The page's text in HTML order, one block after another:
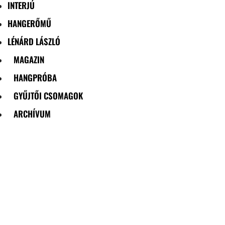
INTERJÚ
HANGERŐMŰ
LÉNÁRD LÁSZLÓ
MAGAZIN
HANGPRÓBA
GYŰJTŐI CSOMAGOK
ARCHÍVUM